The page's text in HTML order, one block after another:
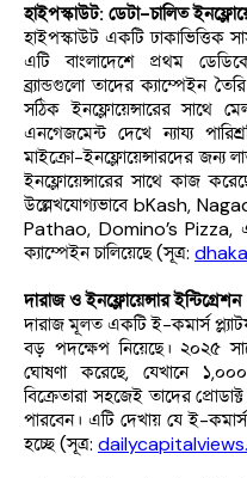
হাইপস্কাউট: ডেটা-চালিত
হাইপস্কাউট একটি ঢাকাভিত্তিক
এটি বাংলাদেশে প্রথম
ব্র্যান্ডগুলো তাদের ক্যাম্পেইন
সঠিক ইনফ্লোয়েন্সারের সাথে
এনগেজমেন্ট দেখে ন্যায্য
মাইক্রো-ইনফ্লোয়েন্সারদের জন্য
ইনফ্লোয়েন্সারের সাথে কাজ
উল্লেখযোগ্যভাবে bKash,
Pathao, Domino’s Pizza,
ক্যাম্পেইন চালিয়েছে (সূত্র:
দারাজ ও ইনফ্লোয়েন্সার ইন্টিগ্রেশন
দারাজ মূলত একটি ই-কমার্স
বড় পদক্ষেপ নিয়েছে। ২০২৫
ঘোষণা করেছে, যেখানে
বিক্রেতারা সহজেই তাদের
পারবেন। এটি দেখায় যে ই-
হচ্ছে (সূত্র: